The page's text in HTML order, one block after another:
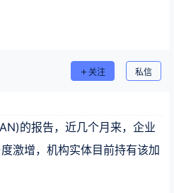
关注 私信
的报告，近几个月来，企业
激增，机构实体目前持有该加